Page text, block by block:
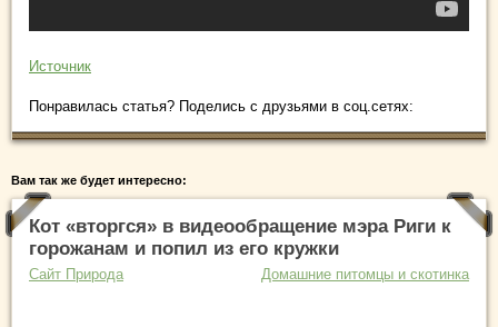
Источник
Понравилась статья? Поделись с друзьями в соц.сетях:
Вам так же будет интересно:
Кот «вторгся» в видеообращение мэра Риги к
горожанам и попил из его кружки
Сайт Природа Домашние питомцы и скотинка